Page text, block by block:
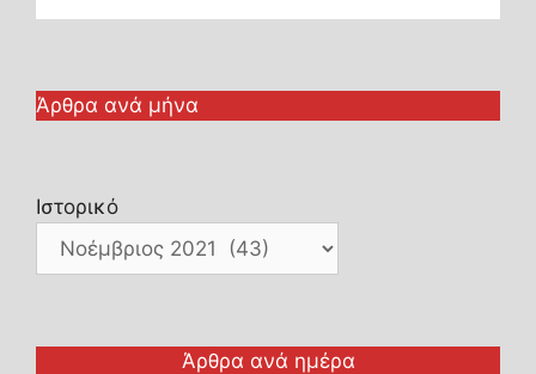
Άρθρα ανά μήνα
Ιστορικό
Άρθρα ανά ημέρα